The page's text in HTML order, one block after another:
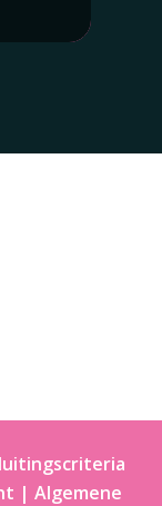
| Algemene